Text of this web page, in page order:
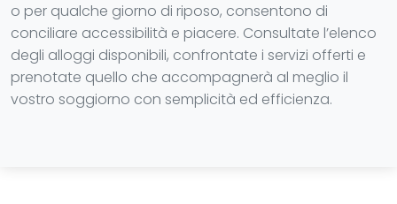
o per qualche giorno di riposo, consentono di
conciliare accessibilità e piacere. Consultate l’elenco
degli alloggi disponibili, confrontate i servizi offerti e
prenotate quello che accompagnerà al meglio il
vostro soggiorno con semplicità ed efficienza.